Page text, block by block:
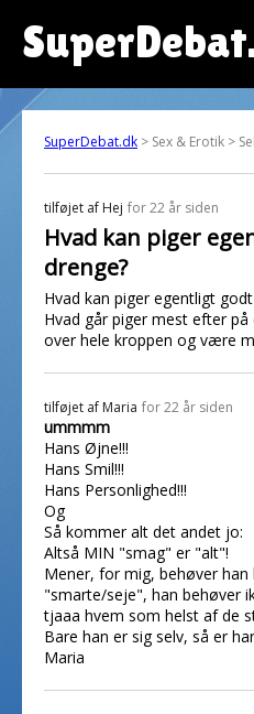
SuperDebat.dk > Sex & Erotik >
tilføjet af Hej for 22 år siden
Hvad kan piger
drenge?
Hvad kan piger egentligt
Hvad går piger mest efter på
over hele kroppen og være
tilføjet af Maria for 22 år siden
ummmm
Hans Øjne!!!
Hans Smil!!!
Hans Personlighed!!!
Og
Så kommer alt det andet jo:
Altså MIN "smag" er "alt"!
Mener, for mig, behøver
"smarte/seje", han behøver
tjaaa hvem som helst af de
Bare han er sig selv, så er
Maria